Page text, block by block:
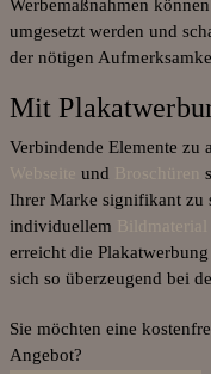
Werbemaßnahmen
umgesetzt werden und
der nötigen
Mit
Verbindende Elemente zu
Webseite und Broschüren
Ihrer Marke signifikant zu
individuellem Bildmaterial
erreicht die
sich so überzeugend bei
Sie möchten eine
Angebot?